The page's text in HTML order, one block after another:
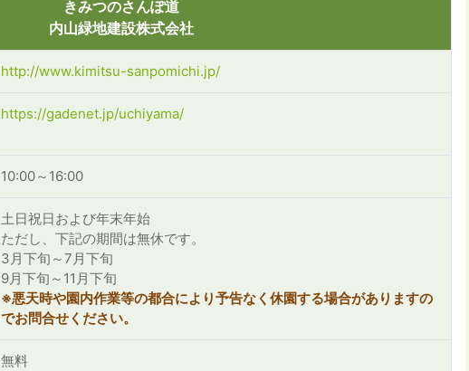
きみつのさんぽ道
内山緑地建設株式会社
http://www.kimitsu-sanpomichi.jp/
https://gadenet.jp/uchiyama/
10:00～16:00
土日祝日および年末年始
ただし、下記の期間は無休です。
3月下旬～7月下旬
9月下旬～11月下旬
※悪天時や園内作業等の都合により予告なく休園する場合がありますの
でお問合せください。
無料